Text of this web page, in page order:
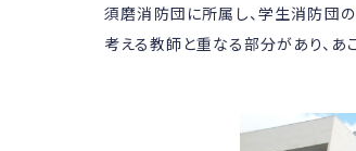
須磨消防団に所属し、学生消防団
考える教師と重なる部分があり、あ